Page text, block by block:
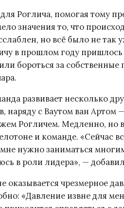
Роглича, помогая тому
значения то, что
но всё было не так
в прошлом году пришлось
бороться за собственные
развивает несколько
с Ваутом ван Артом
Рогличем. Медленно, но
и команде. «Сейчас
нужно заниматься
в роли лидера», —
оказывается чрезмерное
«Давление извне для